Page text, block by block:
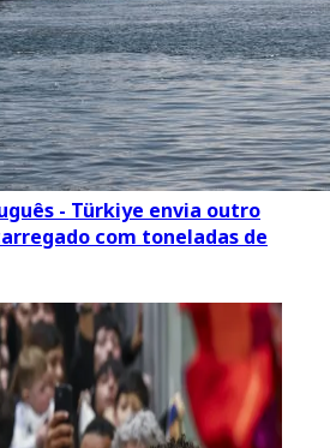
- Türkiye envia outro
com toneladas de